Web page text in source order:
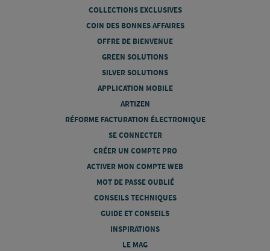
COLLECTIONS EXCLUSIVES
COIN DES BONNES AFFAIRES
OFFRE DE BIENVENUE
GREEN SOLUTIONS
SILVER SOLUTIONS
APPLICATION MOBILE
ARTIZEN
RÉFORME FACTURATION ÉLECTRONIQUE
SE CONNECTER
CRÉER UN COMPTE PRO
ACTIVER MON COMPTE WEB
MOT DE PASSE OUBLIÉ
CONSEILS TECHNIQUES
GUIDE ET CONSEILS
INSPIRATIONS
LE MAG